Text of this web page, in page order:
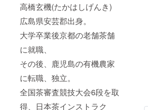
高橋玄機(たかはしげんき)
広島県安芸郡出身。
大学卒業後京都の老舗茶舗
に就職、
その後、鹿児島の有機農家
に転職、独立。
全国茶審査競技大会6段を取
得、日本茶インストラク